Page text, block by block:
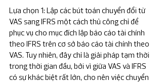
Lựa chọn 1: Lập các bút toán chuyển đổi từ
VAS sang IFRS một cách thủ công chỉ để
phục vụ cho mục đích lập báo cáo tài chính
theo IFRS trên cơ sở báo cáo tài chính theo
VAS. Tuy nhiên, đây chỉ là giải pháp tạm thời
trong thời gian đầu, bởi vì giữa VAS và IFRS
có sự khác biệt rất lớn, cho nên việc chuyển